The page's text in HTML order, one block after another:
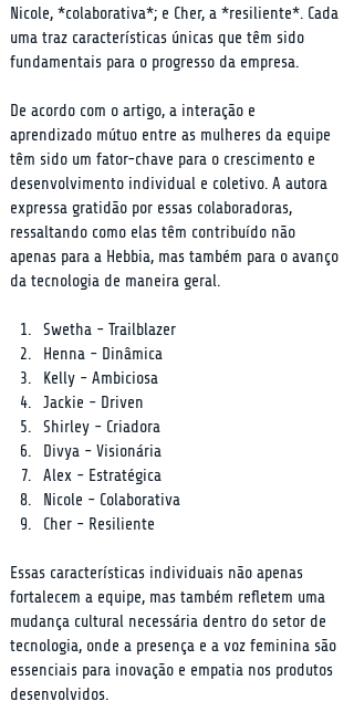
Nicole, *colaborativa*; e Cher, a *resiliente*. Cada
uma traz características únicas que têm sido
fundamentais para o progresso da empresa.
De acordo com o artigo, a interação e
aprendizado mútuo entre as mulheres da equipe
têm sido um fator-chave para o crescimento e
desenvolvimento individual e coletivo. A autora
expressa gratidão por essas colaboradoras,
ressaltando como elas têm contribuído não
apenas para a Hebbia, mas também para o avanço
da tecnologia de maneira geral.
Swetha - Trailblazer
Henna - Dinâmica
Kelly - Ambiciosa
Jackie - Driven
Shirley - Criadora
Divya - Visionária
Alex - Estratégica
Nicole - Colaborativa
Cher - Resiliente
Essas características individuais não apenas
fortalecem a equipe, mas também refletem uma
mudança cultural necessária dentro do setor de
tecnologia, onde a presença e a voz feminina são
essenciais para inovação e empatia nos produtos
desenvolvidos.